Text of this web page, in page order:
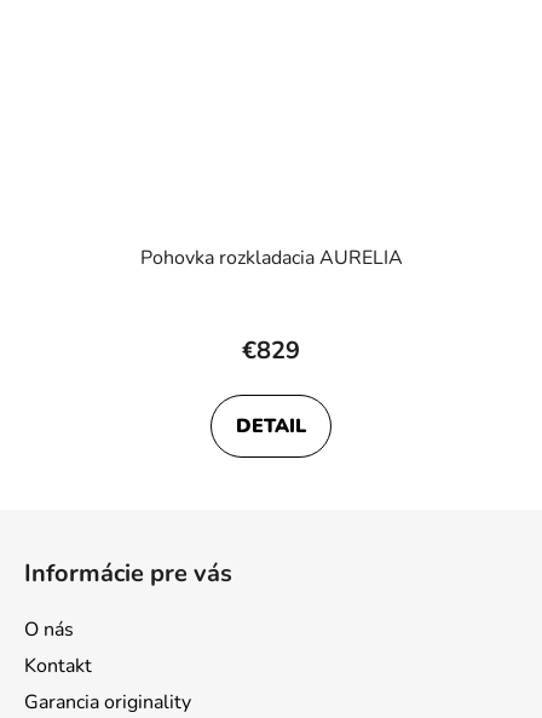
Pohovka rozkladacia AURELIA
€829
DETAIL
Informácie pre vás
O nás
Kontakt
Garancia originality